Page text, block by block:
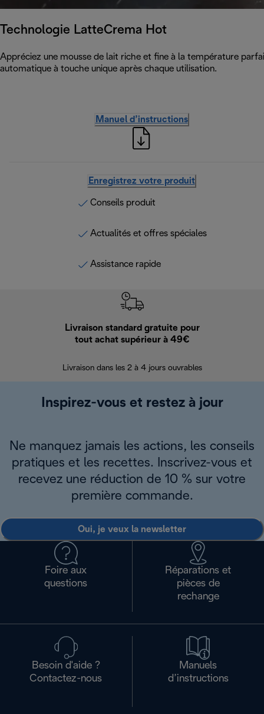
Technologie LatteCrema Hot
Appréciez une mousse de lait riche et fine à la température
automatique à touche unique après chaque utilisation.
Manuel d’instructions
Enregistrez votre produit
Conseils produit
Actualités et offres spéciales
Assistance rapide
Livraison standard gratuite pour
tout achat supérieur à 49€
Livraison dans les 2 à 4 jours ouvrables
Inspirez-vous et restez à jour
Ne manquez jamais les actions, les conseils
pratiques et les recettes. Inscrivez-vous et
recevez une réduction de 10 % sur votre
première commande.
Oui, je veux la newsletter
Foire aux
questions
Réparations et
pièces de
rechange
Besoin d'aide ?
Contactez-nous
Manuels
d’instructions